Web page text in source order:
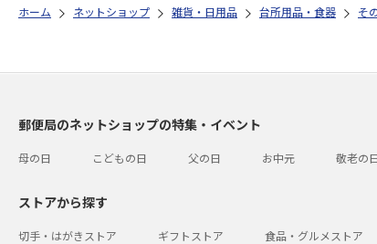
ホーム ネットショップ 雑貨・日用品 台所用品・食器 そ
郵便局のネットショップの特集・イベント
母の日 こどもの日 父の日 お中元 敬老の
ストアから探す
切手・はがきストア ギフトストア 食品・グルメストア